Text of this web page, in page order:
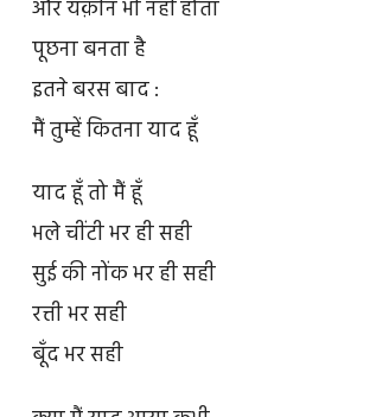
और यक़ीन भी नहीं होता
पूछना बनता है
इतने बरस बाद :
मैं तुम्हें कितना याद हूँ
याद हूँ तो मैं हूँ
भले चींटी भर ही सही
सुई की नोंक भर ही सही
रत्ती भर सही
बूँद भर सही